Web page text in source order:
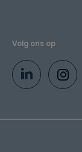
Volg ons op